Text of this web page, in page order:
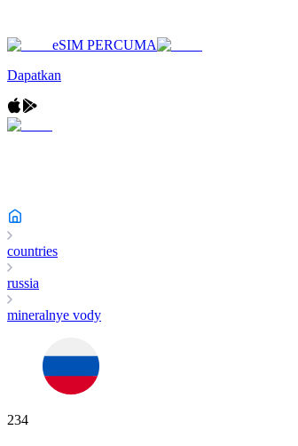
eSIM PERCUMA
Dapatkan
countries
russia
mineralnye vody
234